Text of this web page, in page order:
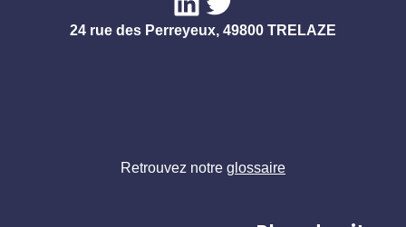
24 rue des Perreyeux, 49800 TRELAZE
Retrouvez notre glossaire